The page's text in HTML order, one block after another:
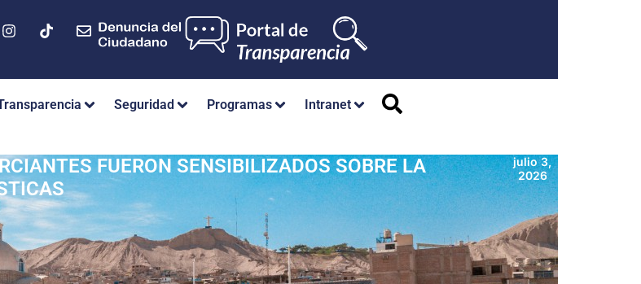
Seguridad Programas Intranet
FUERON SENSIBILIZADOS SOBRE LA
julio 3,
2026